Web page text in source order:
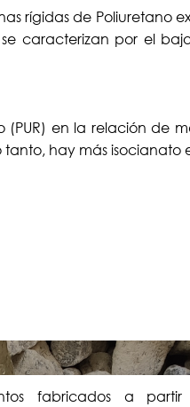
rígidas de Poliuretano
caracterizan por el
en la relación de
hay más isocianato
fabricados a